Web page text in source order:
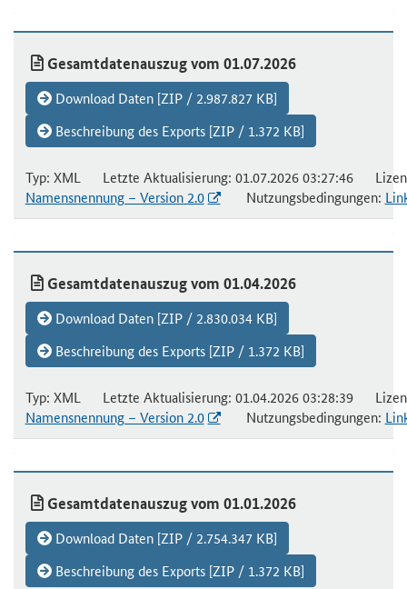
Gesamtdatenauszug vom 01.07.2026
Download Daten [ZIP / 2.987.827 KB]
Beschreibung des Exports [ZIP / 1.372 KB]
Typ: XML Letzte Aktualisierung: 01.07.2026 03:27:46
Namensnennung – Version 2.0
Nutzungsbedingungen:
Gesamtdatenauszug vom 01.04.2026
Download Daten [ZIP / 2.830.034 KB]
Beschreibung des Exports [ZIP / 1.372 KB]
Typ: XML Letzte Aktualisierung: 01.04.2026 03:28:39
Namensnennung – Version 2.0
Nutzungsbedingungen:
Gesamtdatenauszug vom 01.01.2026
Download Daten [ZIP / 2.754.347 KB]
Beschreibung des Exports [ZIP / 1.372 KB]